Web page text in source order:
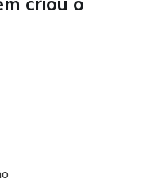
os ataques espirituais
quando estiver sendo
é realizado de
o material do